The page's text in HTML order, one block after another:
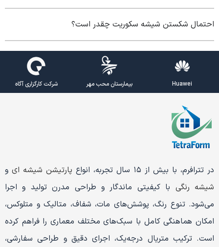
احتمال شکستن شیشه سکوریت چقدر است؟
شرکت کارگزاری آگاه بیمارستان محب مهر Huawei
در تترافرم، با بیش از ۱۵ سال تجربه، انواع پارتیشن شیشه ای و
شیشه رنگی با کیفیتی ماندگار و طراحی مدرن تولید و اجرا
می‌شود. تنوع رنگ، پوشش‌های مات، شفاف، متالیک و متلوکس،
امکان هماهنگی کامل با سبک‌های مختلف معماری را فراهم کرده
است. ترکیب متریال درجه‌یک، اجرای دقیق و طراحی سفارشی،